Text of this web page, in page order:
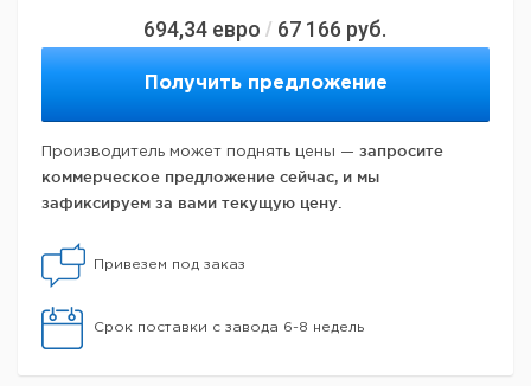
694,34 евро / 67 166 руб.
Получить предложение
Производитель может поднять цены — запросите
коммерческое предложение сейчас, и мы
зафиксируем за вами текущую цену.
Привезем под заказ
Срок поставки с завода 6-8 недель